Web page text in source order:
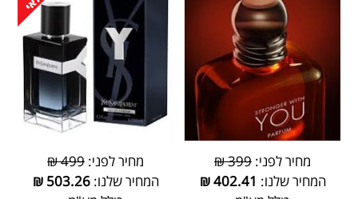
מחיר לפני: 399 ₪
המחיר שלנו: 402.41
₪
מחיר לפני: 499 ₪
המחיר שלנו:503.26
₪